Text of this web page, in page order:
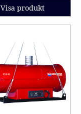
Visa produkt